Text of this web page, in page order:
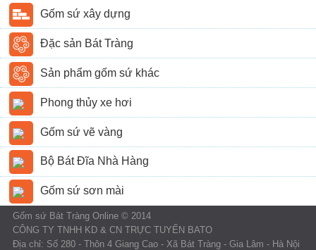
Gốm sứ xây dựng
Đặc sản Bát Tràng
Sản phẩm gốm sứ khác
Phong thủy xe hơi
Gốm sứ vẽ vàng
Bộ Bát Đĩa Nhà Hàng
Gốm sứ sơn mài
Gốm sứ Bát Tràng Online © 2014
CÔNG TY TNHH KD & CN TRỰC TUYẾN BATO
Địa chỉ: Số 280 - Thôn 4 Giang Cao - Xã Bát Tràng - Gia Lâm - Hà Nội